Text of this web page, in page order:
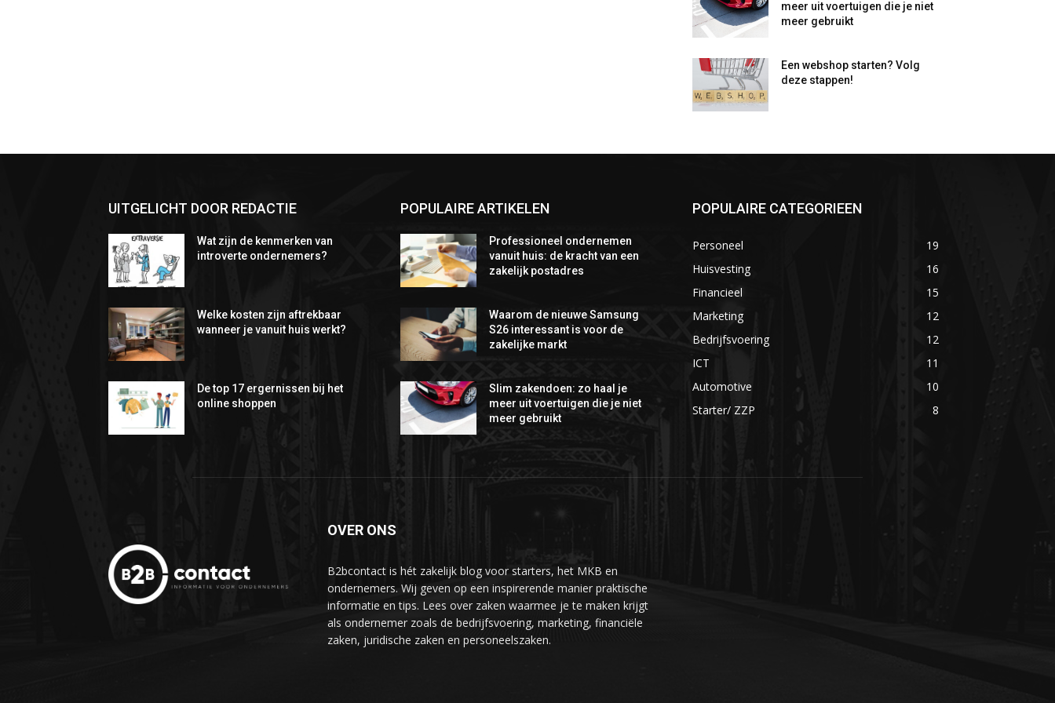
meer uit voertuigen die je niet
meer gebruikt
Een webshop starten? Volg
deze stappen!
UITGELICHT DOOR REDACTIE
Wat zijn de kenmerken van
introverte ondernemers?
Welke kosten zijn aftrekbaar
wanneer je vanuit huis werkt?
De top 17 ergernissen bij het
online shoppen
POPULAIRE ARTIKELEN
Professioneel ondernemen
vanuit huis: de kracht van een
zakelijk postadres
Waarom de nieuwe Samsung
S26 interessant is voor de
zakelijke markt
Slim zakendoen: zo haal je
meer uit voertuigen die je niet
meer gebruikt
POPULAIRE CATEGORIEEN
Personeel
19
Huisvesting
16
Financieel
15
Marketing
12
Bedrijfsvoering
12
ICT
11
Automotive
10
Starter/ ZZP
8
OVER ONS
B2bcontact is hét zakelijk blog voor starters, het MKB en
ondernemers. Wij geven op een inspirerende manier praktische
informatie en tips. Lees over zaken waarmee je te maken krijgt
als ondernemer zoals de bedrijfsvoering, marketing, financiële
zaken, juridische zaken en personeelszaken.